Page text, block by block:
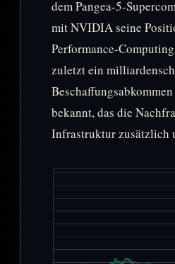
dem Pangea-5-
mit NVIDIA seine
Performance-
zuletzt ein
bekannt, das die
Infrastruktur zusätzlich